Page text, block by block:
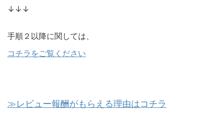
↓↓↓
手順２以降に関しては、
コチラをご覧ください
≫レビュー報酬がもらえる理由はコチラ